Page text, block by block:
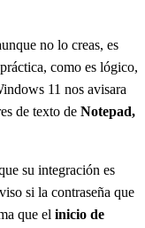
no lo creas, es
como es lógico,
11 nos avisara
de texto de Notepad,
su integración es
si la contraseña que
que el inicio de